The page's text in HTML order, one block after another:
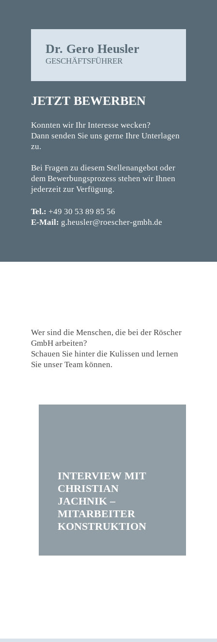
Dr. Gero Heusler
GESCHÄFTSFÜHRER
JETZT BEWERBEN
Konnten wir Ihr Interesse wecken?
Dann senden Sie uns gerne Ihre Unterlagen
zu.
Bei Fragen zu diesem Stellenangebot oder
dem Bewerbungsprozess stehen wir Ihnen
jederzeit zur Verfügung.
Tel.: +49 30 53 89 85 56
E-Mail: g.heusler@roescher-gmbh.de
Wer sind die Menschen, die bei der Röscher
GmbH arbeiten?
Schauen Sie hinter die Kulissen und lernen
Sie unser Team können.
INTERVIEW MIT
CHRISTIAN
JACHNIK –
MITARBEITER
KONSTRUKTION